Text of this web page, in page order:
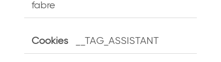
fabre
__TAG_ASSISTANT